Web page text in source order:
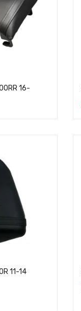
16-
11-14